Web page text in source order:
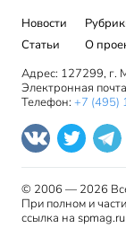
Новости
Статьи
О
Адрес: 127299, г.
Электронная
Телефон: +7 (495)
© 2006 — 2026
При полном и
ссылка на